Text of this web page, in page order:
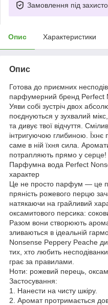
Замовлення під
Опис Характеристики
Опис
Готова до приємних
парфумерний бренд Perfect
Уяви собі зустріч двох
поєднуються у зухвалий
та дивує твої відчуття.
інтригуючою глибиною. Їхнє
саме в ній їхня сила.
потрапляють прямо у серце!
Парфумна вода Perfect
характер
Це не просто парфум — це
пряність рожевого перцю
натякаючи на грайливий
оксамитового персика:
Разом вони створюють
зливаються в ідеальній
Nonsense Peppery Peache
тих, хто любить
грає за правилами.
Ноти: рожевий перець,
Застосування:
1. Нанести на чисту шкіру.
2. Аромат протримається